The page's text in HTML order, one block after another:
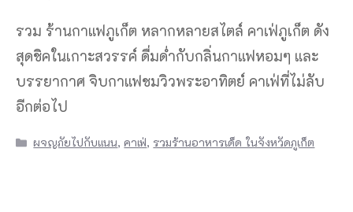
รวม ร้านกาแฟภูเก็ต หลากหลายสไตล์ คาเฟ่ภูเก็ต ดัง
สุดชิคในเกาะสวรรค์ ดื่มด่ำกับกลิ่นกาแฟหอมๆ และ
บรรยากาศ จิบกาแฟชมวิวพระอาทิตย์ คาเฟ่ที่ไม่ลับ
อีกต่อไป
Categories
ผจญภัยไปกับแนน,คาเฟ่, รวมร้านอาหารเด็ด ในจังหวัดภูเก็ต